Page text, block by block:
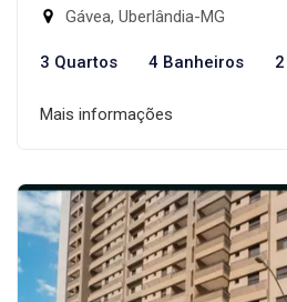
Gávea, Uberlândia-MG
3 Quartos 4 Banheiros
Mais informações